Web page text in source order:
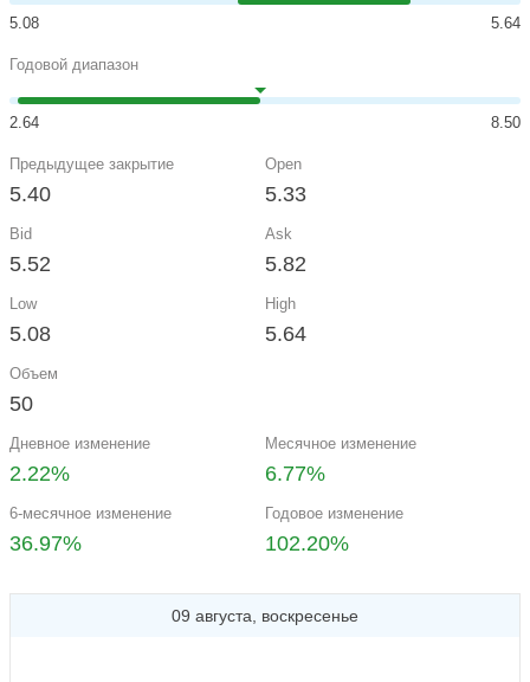
5.08 5.64
Годовой диапазон
2.64 8.50
Предыдущее закрытие
5.40
Open
5.33
Bid
5.52
Ask
5.82
Low
5.08
High
5.64
Объем
50
Дневное изменение
2.22%
Месячное изменение
6.77%
6-месячное изменение
36.97%
Годовое изменение
102.20%
09 августа, воскресенье